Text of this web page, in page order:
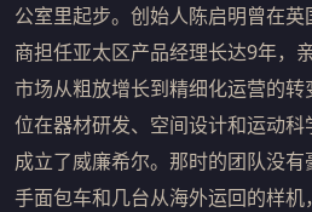
公室里起步。创始人陈启明曾在
商担任亚太区产品经理长达9年，
市场从粗放增长到精细化运营的
位在器材研发、空间设计和运动科
成立了威廉希尔。那时的团队没
手面包车和几台从海外运回的样